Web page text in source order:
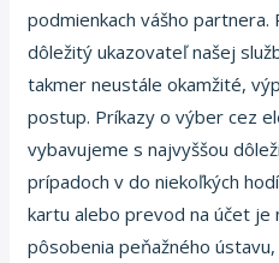
podmienkach vášho partnera.
dôležitý ukazovateľ našej
takmer neustále okamžité,
postup. Príkazy o výber cez
vybavujeme s najvyššou
prípadoch v do niekoľkých
kartu alebo prevod na účet je
pôsobenia peňažného